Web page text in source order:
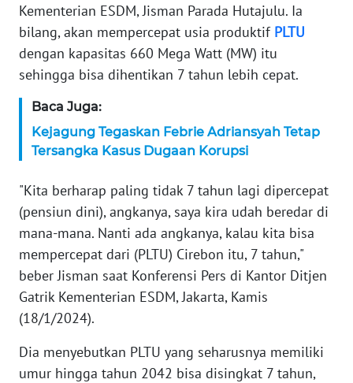
Kementerian ESDM, Jisman Parada Hutajulu. Ia
bilang, akan mempercepat usia produktif PLTU
dengan kapasitas 660 Mega Watt (MW) itu
sehingga bisa dihentikan 7 tahun lebih cepat.
Baca Juga:
Kejagung Tegaskan Febrie Adriansyah Tetap
Tersangka Kasus Dugaan Korupsi
"Kita berharap paling tidak 7 tahun lagi dipercepat
(pensiun dini), angkanya, saya kira udah beredar di
mana-mana. Nanti ada angkanya, kalau kita bisa
mempercepat dari (PLTU) Cirebon itu, 7 tahun,"
beber Jisman saat Konferensi Pers di Kantor Ditjen
Gatrik Kementerian ESDM, Jakarta, Kamis
(18/1/2024).
Dia menyebutkan PLTU yang seharusnya memiliki
umur hingga tahun 2042 bisa disingkat 7 tahun,
WN
SUMUT
WN
WN
JABAR
WN
BANTEN
WN
NTT
WN
KEPRI
WN